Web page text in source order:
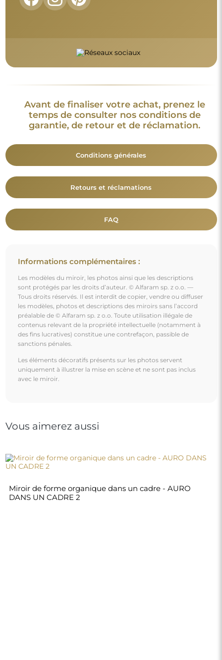
Avant de finaliser votre achat, prenez le
temps de consulter nos conditions de
garantie, de retour et de réclamation.
Conditions générales
Retours et réclamations
FAQ
Informations complémentaires :
Les modèles du miroir, les photos ainsi que les descriptions
sont protégés par les droits d’auteur. © Alfaram sp. z o.o. —
Tous droits réservés. Il est interdit de copier, vendre ou diffuser
les modèles, photos et descriptions des miroirs sans l’accord
préalable de © Alfaram sp. z o.o. Toute utilisation illégale de
contenus relevant de la propriété intellectuelle (notamment à
des fins lucratives) constitue une contrefaçon, passible de
sanctions pénales.
Les éléments décoratifs présents sur les photos servent
uniquement à illustrer la mise en scène et ne sont pas inclus
avec le miroir.
Vous aimerez aussi
Miroir de forme organique dans un cadre - AURO
DANS UN CADRE 2